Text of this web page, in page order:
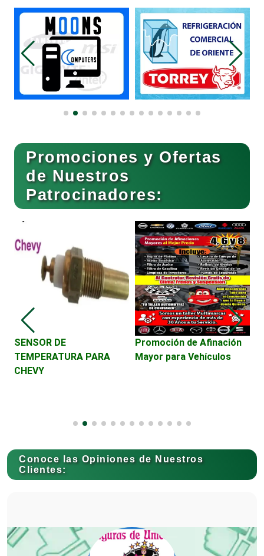
Belleza
Bordados y Estampados
Boutiques
Buceo
Cafeterías
Cámaras de Comercio
Camiones para Fletes
Carnicerías
Centros Comerciales
Promociones y Ofertas
de Nuestros
Patrocinadores:
SENSOR DE
TEMPERATURA PARA
CHEVY
Promoción de Afinación
Mayor para Vehículos
Conoce las Opiniones de Nuestros
Clientes: